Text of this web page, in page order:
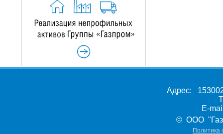
Адрес:
E-
© ООО
Политика